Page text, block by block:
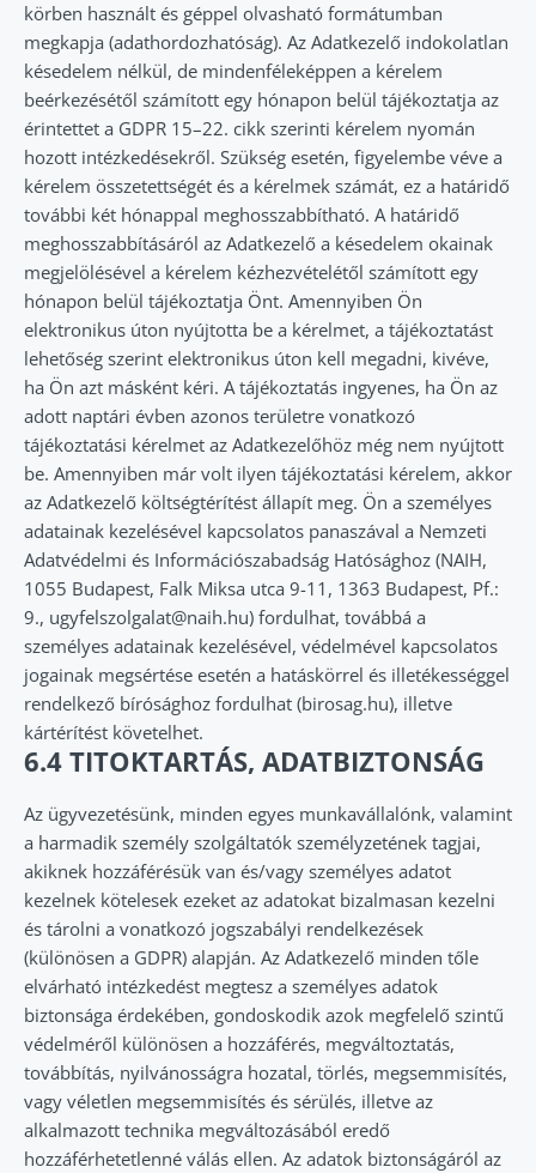
körben használt és géppel olvasható formátumban
megkapja (adathordozhatóság). Az Adatkezelő indokolatlan
késedelem nélkül, de mindenféleképpen a kérelem
beérkezésétől számított egy hónapon belül tájékoztatja az
érintettet a GDPR 15–22. cikk szerinti kérelem nyomán
hozott intézkedésekről. Szükség esetén, figyelembe véve a
kérelem összetettségét és a kérelmek számát, ez a határidő
további két hónappal meghosszabbítható. A határidő
meghosszabbításáról az Adatkezelő a késedelem okainak
megjelölésével a kérelem kézhezvételétől számított egy
hónapon belül tájékoztatja Önt. Amennyiben Ön
elektronikus úton nyújtotta be a kérelmet, a tájékoztatást
lehetőség szerint elektronikus úton kell megadni, kivéve,
ha Ön azt másként kéri. A tájékoztatás ingyenes, ha Ön az
adott naptári évben azonos területre vonatkozó
tájékoztatási kérelmet az Adatkezelőhöz még nem nyújtott
be. Amennyiben már volt ilyen tájékoztatási kérelem, akkor
az Adatkezelő költségtérítést állapít meg. Ön a személyes
adatainak kezelésével kapcsolatos panaszával a Nemzeti
Adatvédelmi és Információszabadság Hatósághoz (NAIH,
1055 Budapest, Falk Miksa utca 9-11, 1363 Budapest, Pf.:
9., ugyfelszolgalat@naih.hu) fordulhat, továbbá a
személyes adatainak kezelésével, védelmével kapcsolatos
jogainak megsértése esetén a hatáskörrel és illetékességgel
rendelkező bírósághoz fordulhat (birosag.hu), illetve
kártérítést követelhet.
6.4 TITOKTARTÁS, ADATBIZTONSÁG
Az ügyvezetésünk, minden egyes munkavállalónk, valamint
a harmadik személy szolgáltatók személyzetének tagjai,
akiknek hozzáférésük van és/vagy személyes adatot
kezelnek kötelesek ezeket az adatokat bizalmasan kezelni
és tárolni a vonatkozó jogszabályi rendelkezések
(különösen a GDPR) alapján. Az Adatkezelő minden tőle
elvárható intézkedést megtesz a személyes adatok
biztonsága érdekében, gondoskodik azok megfelelő szintű
védelméről különösen a hozzáférés, megváltoztatás,
továbbítás, nyilvánosságra hozatal, törlés, megsemmisítés,
vagy véletlen megsemmisítés és sérülés, illetve az
alkalmazott technika megváltozásából eredő
hozzáférhetetlenné válás ellen. Az adatok biztonságáról az